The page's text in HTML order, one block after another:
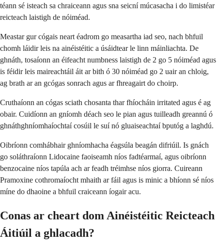
téann sé isteach sa chraiceann agus sna seicní múcasacha i do limistéar
reicteach laistigh de nóiméad.
Meastar gur cógais neart éadrom go measartha iad seo, nach bhfuil
chomh láidir leis na ainéistéitic a úsáidtear le linn máinliachta. De
ghnáth, tosaíonn an éifeacht numbness laistigh de 2 go 5 nóiméad agus
is féidir leis maireachtáil áit ar bith ó 30 nóiméad go 2 uair an chloig,
ag brath ar an gcógas sonrach agus ar fhreagairt do choirp.
Cruthaíonn an cógas sciath chosanta thar fhíocháin irritated agus é ag
obair. Cuidíonn an gníomh déach seo le pian agus tuilleadh greannú ó
ghnáthghníomhaíochtaí cosúil le suí nó gluaiseachtaí bputóg a laghdú.
Oibríonn comhábhair ghníomhacha éagsúla beagán difriúil. Is gnách
go soláthraíonn Lidocaine faoiseamh níos fadtéarmaí, agus oibríonn
benzocaine níos tapúla ach ar feadh tréimhse níos giorra. Cuireann
Pramoxine cothromaíocht mhaith ar fáil agus is minic a bhíonn sé níos
míne do dhaoine a bhfuil craiceann íogair acu.
Conas ar cheart dom Ainéistéitic Reicteach
Áitiúil a ghlacadh?